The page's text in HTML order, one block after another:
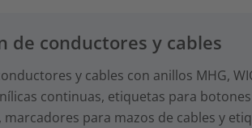
de conductores y cables
y cables con anillos MHG,
continuas, etiquetas para
para mazos de cables y